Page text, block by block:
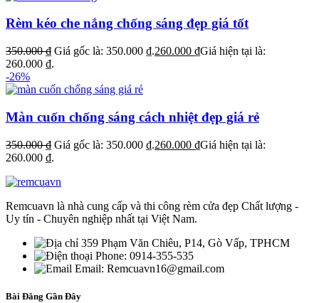
Rèm kéo che nắng chống sáng đẹp giá tốt
350.000₫ Giá gốc là: 350.000 ₫.260.000 ₫Giá hiện tại là:
260.000 ₫.
-26%
Màn cuốn chống sáng cách nhiệt đẹp giá rẻ
350.000₫ Giá gốc là: 350.000 ₫.260.000 ₫Giá hiện tại là:
260.000 ₫.
Remcuavn là nhà cung cấp và thi công rèm cửa đẹp Chất lượng -
Uy tín - Chuyên nghiệp nhất tại Việt Nam.
359 Phạm Văn Chiêu, P14, Gò Vấp, TPHCM
Phone: 0914-355-535
Email: Remcuavn16@gmail.com
Bài Đăng Gần Đây